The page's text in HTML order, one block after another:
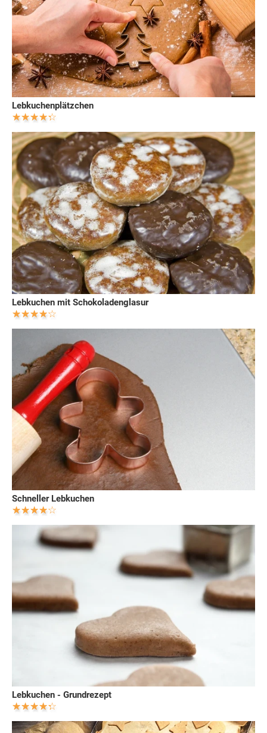
Lebkuchenplätzchen
Lebkuchen mit Schokoladenglasur
Schneller Lebkuchen
Lebkuchen - Grundrezept